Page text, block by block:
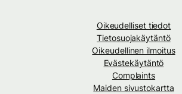
Oikeudelliset tiedot
Tietosuojakäytäntö
Oikeudellinen ilmoitus
Evästekäytäntö
Complaints
Maiden sivustokartta